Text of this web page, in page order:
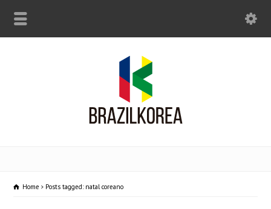
Home Posts tagged: natal coreano